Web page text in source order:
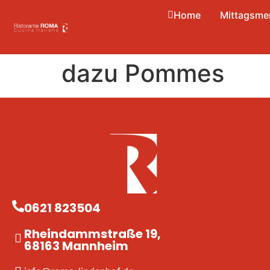
Home
dazu Pommes
0621 823504
Rheindammstraße 19,
68163 Mannheim